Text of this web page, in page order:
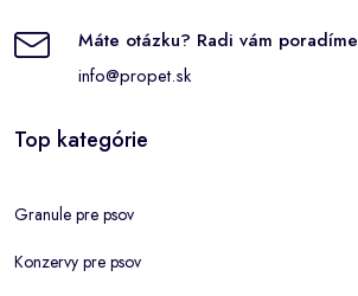
Máte otázku? Radi vám poradíme
info@propet.sk
Top kategórie
Granule pre psov
Konzervy pre psov